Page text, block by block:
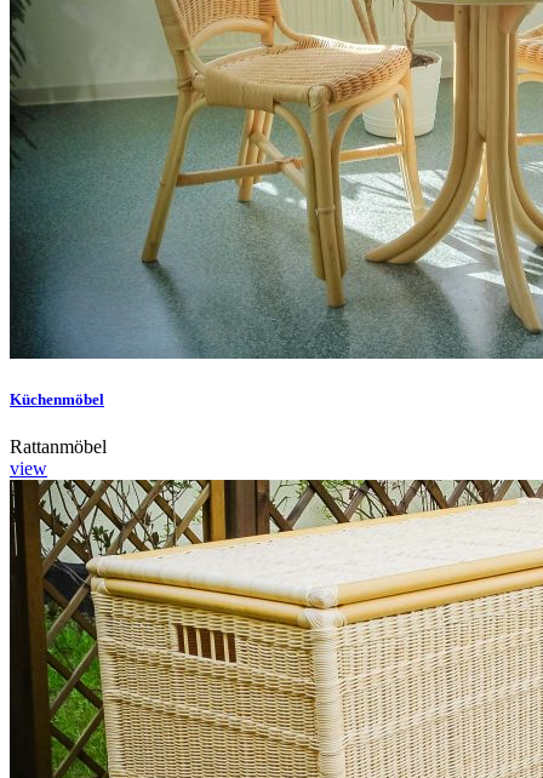
Küchenmöbel
Rattanmöbel
view